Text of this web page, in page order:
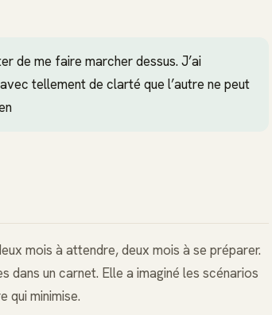
de me faire marcher dessus. J’ai
tellement de clarté que l’autre ne peut
mois à attendre, deux mois à se préparer.
dans un carnet. Elle a imaginé les scénarios
qui minimise.